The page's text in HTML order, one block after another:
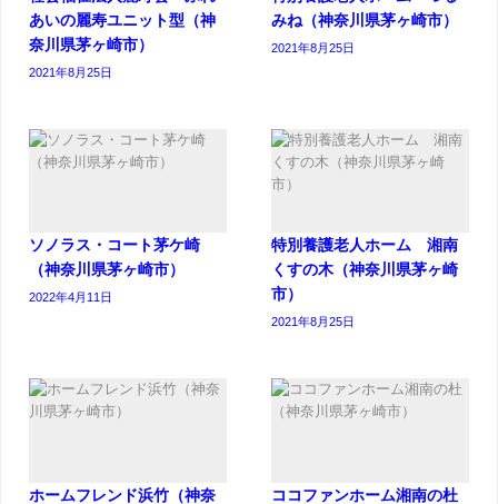
あいの麗寿ユニット型（神
奈川県茅ヶ崎市）
2021年8月25日
みね（神奈川県茅ヶ崎市）
2021年8月25日
ソノラス・コート茅ケ崎
（神奈川県茅ヶ崎市）
2022年4月11日
特別養護老人ホーム 湘南
くすの木（神奈川県茅ヶ崎
市）
2021年8月25日
ホームフレンド浜竹（神奈
ココファンホーム湘南の杜